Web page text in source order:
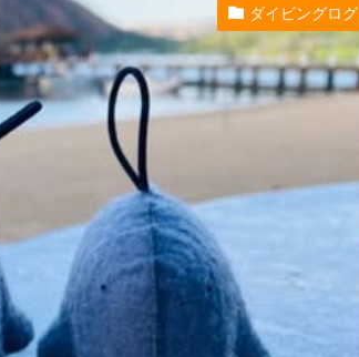
ダイビングログ